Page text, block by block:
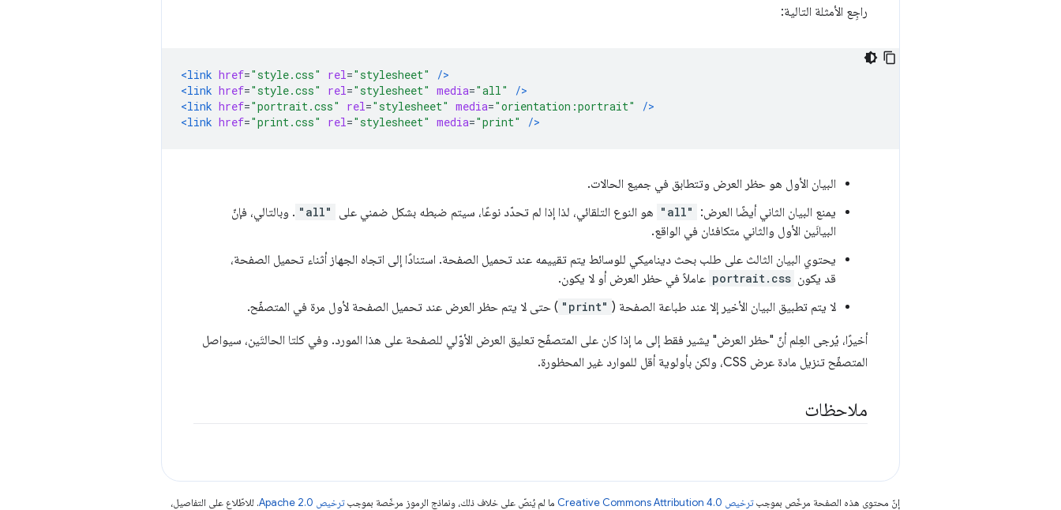
راجِع الأمثلة التالية:
<link href="style.css" rel="stylesheet"
/>
<link href="style.css" rel="stylesheet" media="all"
/>
<link href="portrait.css" rel="stylesheet" media="orientation:portrait"
/>
<link href="print.css" rel="stylesheet" media="print" />
البيان الأول هو حظر العرض وتتطابق في جميع الحالات.
يمنع البيان الثاني أيضًا العرض:
"all" هو النوع التلقائي، لذا إذا لم تحدّد نوعًا، سيتم ضبطه بشكل ضمني على "all" . وبالتالي، فإنّ
البيانَين الأول والثاني متكافئان في الواقع.
يحتوي البيان الثالث على طلب بحث ديناميكي للوسائط يتم تقييمه عند تحميل الصفحة. استنادًا إلى اتجاه الجهاز أثناء تحميل الصفحة،
قد يكون portrait.css عاملاً في حظر العرض أو لا يكون.
لا يتم تطبيق البيان الأخير إلا عند طباعة الصفحة ( "print" ) حتى لا يتم حظر العرض عند تحميل الصفحة لأول مرة في المتصفّح.
أخيرًا، يُرجى العِلم أنّ "حظر العرض" يشير فقط إلى ما إذا كان على المتصفّح تعليق العرض الأوّلي للصفحة على هذا المورد. وفي كلتا الحالتَين، سيواصل
المتصفّح تنزيل مادة عرض CSS، ولكن بأولوية أقل للموارد غير المحظورة.
ملاحظات
إنّ محتوى هذه الصفحة مرخّص بموجبترخيص Creative Commons Attribution 4.0‏ ما لم يُنصّ على خلاف ذلك، ونماذج الرموز مرخّصة بموجبترخيص Apache 2.0‏
. للاطّلاع على التفاصيل،